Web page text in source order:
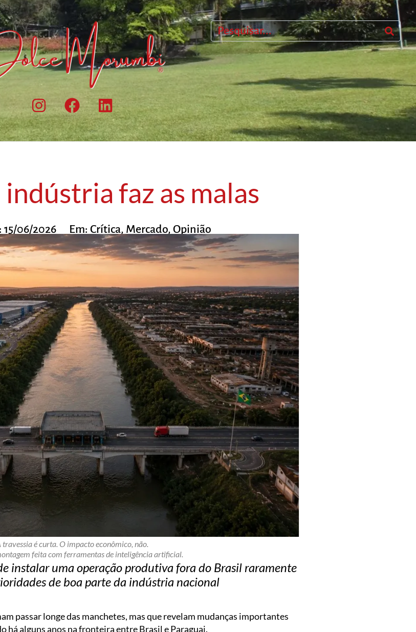
faz as malas
15/06/2026 Em: Crítica, Mercado, Opinião
travessia é curta. O impacto econômico, não.
feita com ferramentas de inteligência artificial.
instalar uma operação produtiva fora do Brasil raramente
de boa parte da indústria nacional
passar longe das manchetes, mas que revelam mudanças importantes
há alguns anos na fronteira entre Brasil e Paraguai.